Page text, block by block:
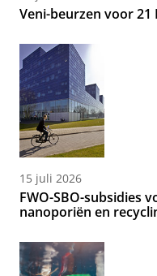
Veni-beurzen voor 21
15 juli 2026
FWO-SBO-subsidies
nanoporiën en